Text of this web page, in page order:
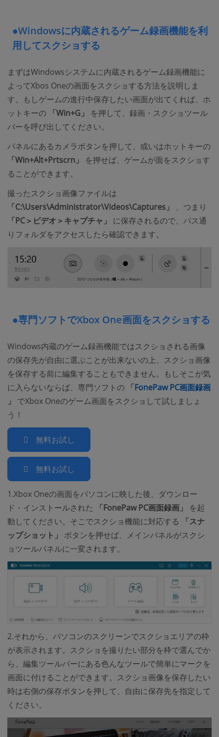
●Windowsに内蔵されるゲーム録画機能を利
用してスクショする
まずはWindowsシステムに内蔵されるゲーム録画機能に
よってXbos Oneの画面をスクショする方法を説明しま
す。もしゲームの進行中保存したい画面が出てくれば、ホ
ットキーの
「Win+G」
を押して、録画・スクショツール
バーを呼び出してください。
パネルにあるカメラボタンを押して、或いはホットキーの
「Win+Alt+Prtscrn」
を押せば、ゲームが面をスクショす
ることができます。
撮ったスクショ画像ファイルは
「C:\Users\Administrator\Videos\Captures」
、つまり
「PC＞ビデオ＞キャプチャ」
に保存されるので、パス通
りフォルダをアクセスしたら確認できます。
●専門ソフトでXbox One画面をスクショする
Windows内蔵のゲーム録画機能ではスクショされる画像
の保存先が自由に選ぶことが出来ないの上、スクショ画像
を保存する前に編集することもできません。もしそこが気
に入らないならば、専門ソフトの
「FonePaw PC画面録画
(opens new window)
」
でXbox Oneのゲーム画面をスクショして試しましょ
う！
無料お試し
無料お試し
1.Xbox Oneの画面をパソコンに映した後、ダウンロー
ド・インストールされた
「FonePaw PC画面録画」
を起
動してください。そこでスクショ機能に対応する
「スナ
ップショット」
ボタンを押せば、メインパネルがスクシ
ョツールパネルに一変されます。
2.それから、パソコンのスクリーンでスクショエリアの枠
が表示されます。スクショを撮りたい部分を枠で選んでか
ら、編集ツールバーにある色んなツールで簡単にマークを
画面に付けることができます。スクショ画像を保存したい
時は右側の保存ボタンを押して、自由に保存先を指定して
ください。